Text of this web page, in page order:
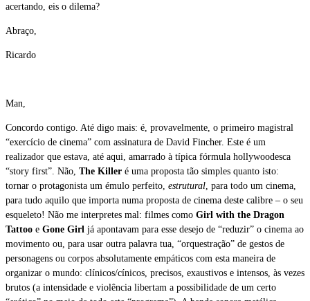
acertando, eis o dilema?
Abraço,
Ricardo
Man,
Concordo contigo. Até digo mais: é, provavelmente, o primeiro magistral
“exercício de cinema” com assinatura de David Fincher. Este é um
realizador que estava, até aqui, amarrado à típica fórmula hollywoodesca
“story first”. Não, The Killer é uma proposta tão simples quanto isto:
tornar o protagonista um émulo perfeito, estrutural , para todo um cinema,
para tudo aquilo que importa numa proposta de cinema deste calibre – o seu
esqueleto! Não me interpretes mal: filmes como Girl with the Dragon
Tattoo e Gone Girl já apontavam para esse desejo de “reduzir” o cinema ao
movimento ou, para usar outra palavra tua, “orquestração” de gestos de
personagens ou corpos absolutamente empáticos com esta maneira de
organizar o mundo: clínicos/cínicos, precisos, exaustivos e intensos, às vezes
brutos (a intensidade e violência libertam a possibilidade de um certo